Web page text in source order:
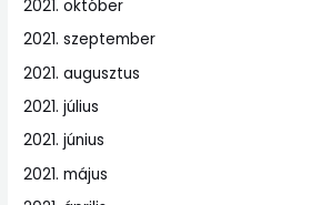
2021. október
2021. szeptember
2021. augusztus
2021. július
2021. június
2021. május